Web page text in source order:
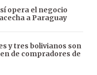
opera el negocio
a Paraguay
y tres bolivianos son
de compradores de